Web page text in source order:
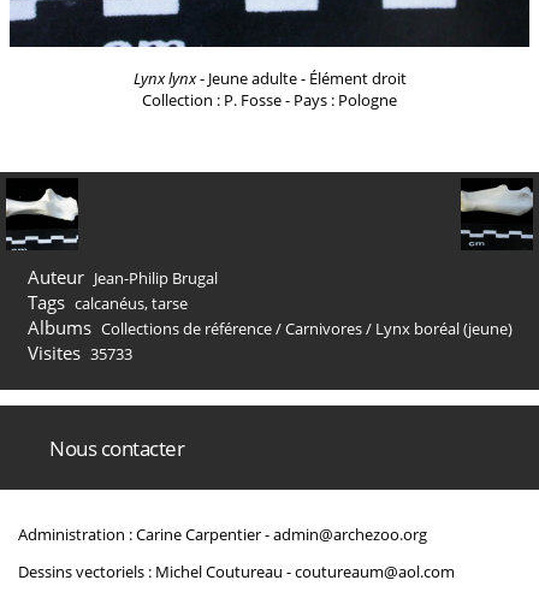
Lynx lynx- Jeune adulte - Élément droit
Collection : P. Fosse - Pays : Pologne
Auteur Jean-Philip Brugal
Tags calcanéus,tarse
Albums Collections de référence/Carnivores/ Lynx boréal (jeune)
Visites 35733
Nous contacter
Administration : Carine Carpentier -admin@archezoo.org
Dessins vectoriels : Michel Coutureau -coutureaum@aol.com